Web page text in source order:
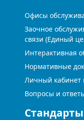
Офисы
Заочное
связи (Единый
Интерактивная
Нормативные
Личный кабинет
Вопросы и